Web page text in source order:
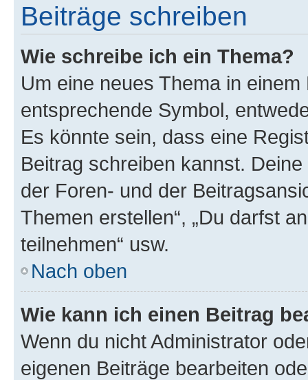
Beiträge schreiben
Wie schreibe ich ein Thema?
Um eine neues Thema in
entsprechende Symbol,
Es könnte sein, dass eine
Beitrag schreiben kannst.
der Foren- und der
Themen erstellen“, „Du darfst
teilnehmen“ usw.
Nach oben
Wie kann ich einen Beitrag
Wenn du nicht Administrator
eigenen Beiträge bearbeiten